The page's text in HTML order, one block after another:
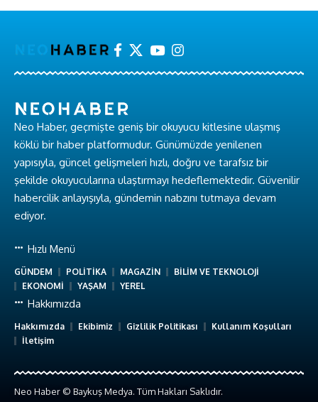
Neo Haber, geçmişte geniş bir okuyucu kitlesine ulaşmış
köklü bir haber platformudur. Günümüzde yenilenen
yapısıyla, güncel gelişmeleri hızlı, doğru ve tarafsız bir
şekilde okuyucularına ulaştırmayı hedeflemektedir. Güvenilir
habercilik anlayışıyla, gündemin nabzını tutmaya devam
ediyor.
Hızlı Menü
GÜNDEM POLİTİKA MAGAZİN
BİLİM VE TEKNOLOJİ
EKONOMİ
YAŞAM YEREL
Hakkımızda
Hakkımızda Ekibimiz Gizlilik Politikası
Kullanım Koşulları
İletişim
Neo Haber © Baykuş Medya. Tüm Hakları Saklıdır.